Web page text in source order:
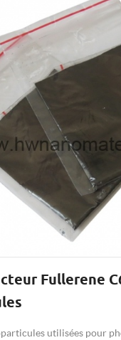
Fullerene
utilisées pour